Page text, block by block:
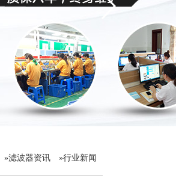
»滤波器资讯 »行业新闻